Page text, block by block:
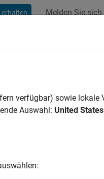
erhalten Melden Sie sich
verfügbar) sowie
Auswahl: United States